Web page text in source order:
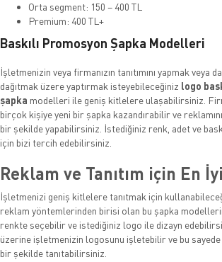
Orta segment: 150 – 400 TL
Premium: 400 TL+
Baskılı Promosyon Şapka Modelleri
İşletmenizin veya firmanızın tanıtımını yapmak veya
dağıtmak üzere yaptırmak isteyebileceğiniz logo
şapka modelleri ile geniş kitlelere ulaşabilirsiniz.
birçok kişiye yeni bir şapka kazandırabilir ve
bir şekilde yapabilirsiniz. İstediğiniz renk, adet ve
için bizi tercih edebilirsiniz.
Reklam ve Tanıtım için En
İşletmenizi geniş kitlelere tanıtmak için
reklam yöntemlerinden birisi olan bu şapka
renkte seçebilir ve istediğiniz logo ile dizayn
üzerine işletmenizin logosunu işletebilir ve bu
bir şekilde tanıtabilirsiniz.